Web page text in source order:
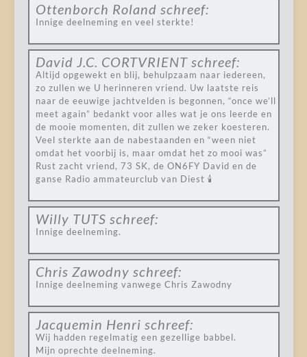
Ottenborch Roland schreef:
Innige deelneming en veel sterkte!
David J.C. CORTVRIENT schreef:
Altijd opgewekt en blij, behulpzaam naar iedereen,
zo zullen we U herinneren vriend. Uw laatste reis
naar de eeuwige jachtvelden is begonnen, “once we’ll
meet again” bedankt voor alles wat je ons leerde en
de mooie momenten, dit zullen we zeker koesteren.
Veel sterkte aan de nabestaanden en “ween niet
omdat het voorbij is, maar omdat het zo mooi was”
Rust zacht vriend, 73 SK, de ON6FY David en de
ganse Radio ammateurclub van Diest 🕯️
Willy TUTS schreef:
Innige deelneming.
Chris Zawodny schreef:
Innige deelneming vanwege Chris Zawodny
Jacquemin Henri schreef:
Wij hadden regelmatig een gezellige babbel.
Mijn oprechte deelneming.